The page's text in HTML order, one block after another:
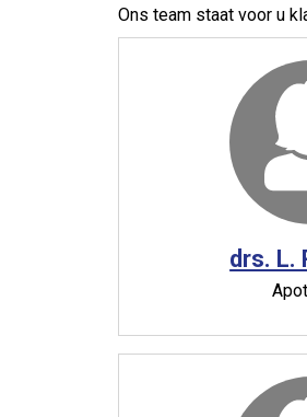
Ons team staat voor u
drs. L.